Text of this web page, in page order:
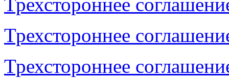
Трехстороннее
Трехстороннее
Трехстороннее